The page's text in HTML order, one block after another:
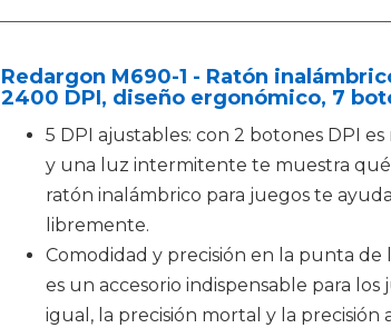
Redargon M690-1 - Ratón
2400 DPI, diseño ergonómico, 7
5 DPI ajustables: con 2 botones DPI
y una luz intermitente te muestra qué
ratón inalámbrico para juegos te
libremente.
Comodidad y precisión en la punta de
es un accesorio indispensable para
igual, la precisión mortal y la